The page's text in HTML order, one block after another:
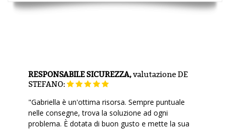
RESPONSABILE SICUREZZA,valutazioneDE
STEFANO:
"Gabriella è un'ottima risorsa. Sempre puntuale
nelle consegne, trova la soluzione ad ogni
problema. È dotata di buon gusto e mette la sua